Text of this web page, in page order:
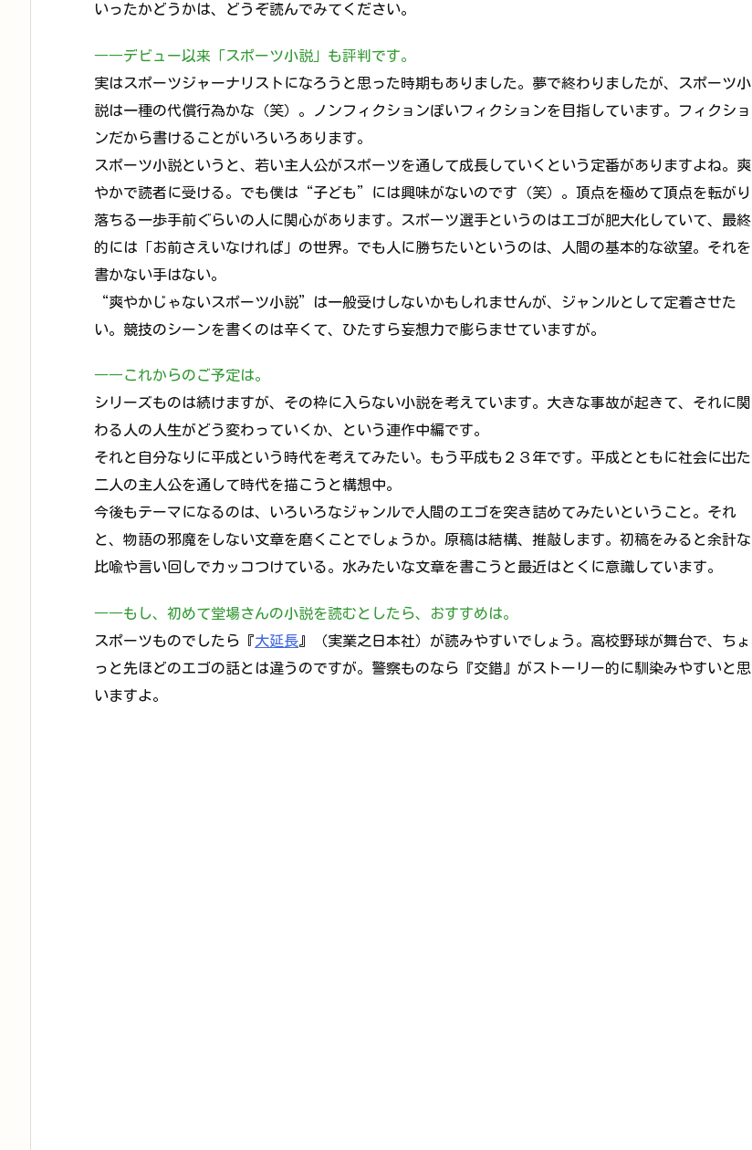
いったかどうかは、どうぞ読んでみてください。
――デビュー以来「スポーツ小説」も評判です。
実はスポーツジャーナリストになろうと思った時期もありました。夢で終わりましたが、スポーツ小
説は一種の代償行為かな（笑）。ノンフィクションぽいフィクションを目指しています。フィクショ
ンだから書けることがいろいろあります。
スポーツ小説というと、若い主人公がスポーツを通して成長していくという定番がありますよね。爽
やかで読者に受ける。でも僕は“子ども”には興味がないのです（笑）。頂点を極めて頂点を転がり
落ちる一歩手前ぐらいの人に関心があります。スポーツ選手というのはエゴが肥大化していて、最終
的には「お前さえいなければ」の世界。でも人に勝ちたいというのは、人間の基本的な欲望。それを
書かない手はない。
“爽やかじゃないスポーツ小説”は一般受けしないかもしれませんが、ジャンルとして定着させた
い。競技のシーンを書くのは辛くて、ひたすら妄想力で膨らませていますが。
――これからのご予定は。
シリーズものは続けますが、その枠に入らない小説を考えています。大きな事故が起きて、それに関
わる人の人生がどう変わっていくか、という連作中編です。
それと自分なりに平成という時代を考えてみたい。もう平成も２３年です。平成とともに社会に出た
二人の主人公を通して時代を描こうと構想中。
今後もテーマになるのは、いろいろなジャンルで人間のエゴを突き詰めてみたいということ。それ
と、物語の邪魔をしない文章を磨くことでしょうか。原稿は結構、推敲します。初稿をみると余計な
比喩や言い回しでカッコつけている。水みたいな文章を書こうと最近はとくに意識しています。
――もし、初めて堂場さんの小説を読むとしたら、おすすめは。
スポーツものでしたら『大延長 』（実業之日本社）が読みやすいでしょう。高校野球が舞台で、ちょ
っと先ほどのエゴの話とは違うのですが。警察ものなら『交錯』がストーリー的に馴染みやすいと思
いますよ。